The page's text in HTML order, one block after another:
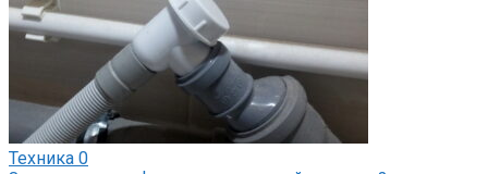
Техника 0